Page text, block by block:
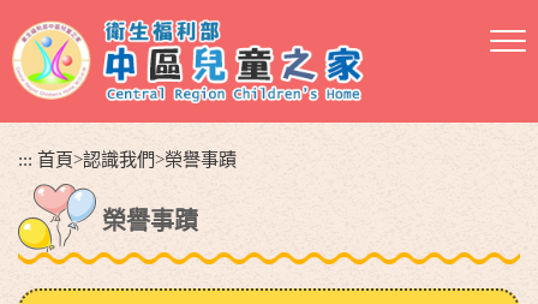
到
主
::: 首頁>認識我們>榮譽事蹟
榮譽事蹟